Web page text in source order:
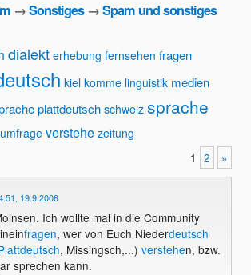
→Sonstiges→Spam und sonstiges
dialekt erhebung fernsehen fragen
kiel komme linguistik medien
plattdeutsch schweiz sprache
umfrage verstehe zeitung
1 2 »
19.9.2006
Ich wollte mal in die Community
fragen, wer von Euch Niederdeutsch
, Missingsch,...) verstehen, bzw.
sprechen kann.